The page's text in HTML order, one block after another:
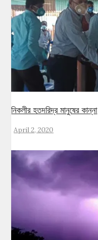
নিকলীর হতদরিদ্র মানুষের কান্না
April 2, 2020